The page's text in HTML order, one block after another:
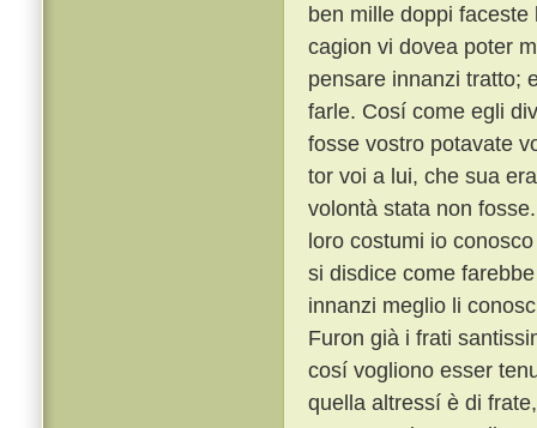
ben mille doppi
cagion vi dovea poter
pensare innanzi tratto;
farle. Cosí come egli
fosse vostro potavate
tor voi a lui, che sua
volontà stata non
loro costumi io
si disdice come
innanzi meglio li
Furon già i frati
cosí vogliono esser
quella altressí è di